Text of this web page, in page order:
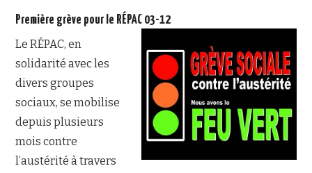
Première grève pour le RÉPAC 03-12
Le RÉPAC, en
solidarité avec les
divers groupes
sociaux, se mobilise
depuis plusieurs
mois contre
l’austérité à travers